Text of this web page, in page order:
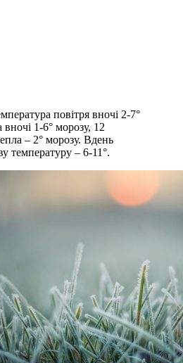
повітря вночі 2-7°
1-6° морозу, 12
– 2° морозу. Вдень
температуру – 6-11°.